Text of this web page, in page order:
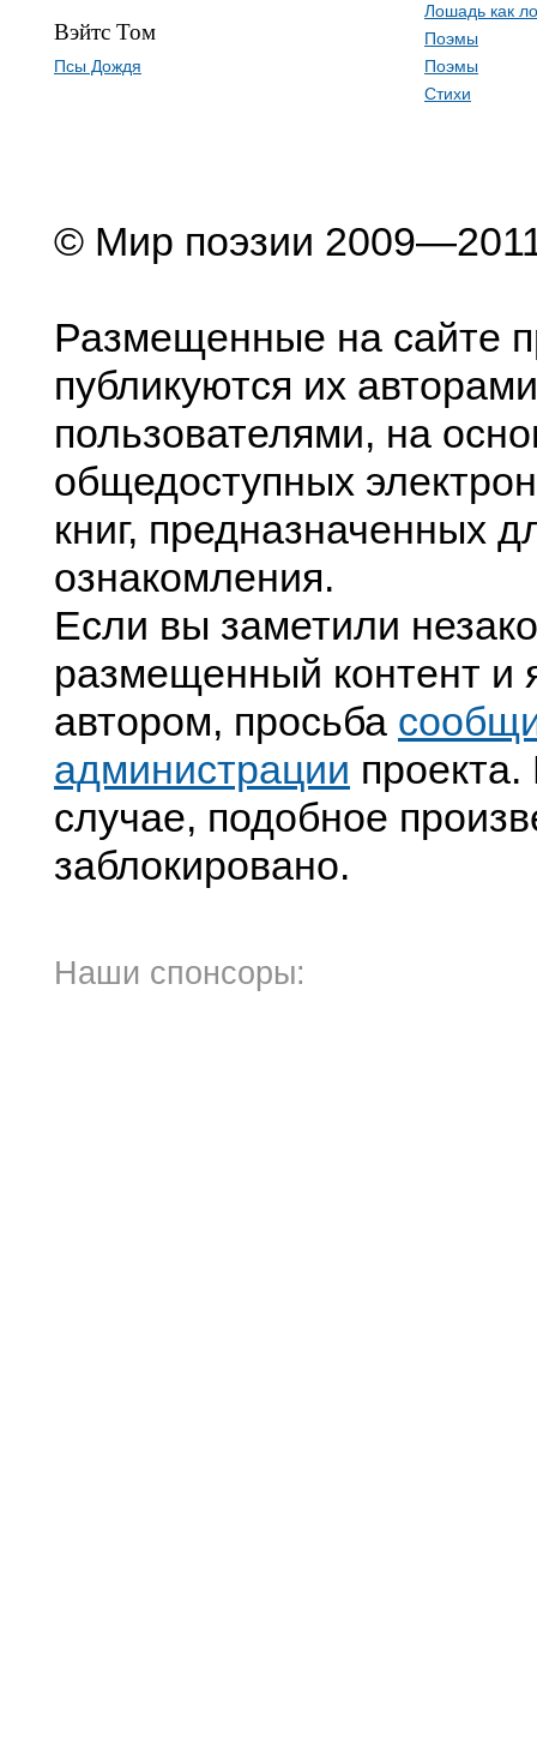
Вэйтс Том
Псы Дождя
Лошадь как
Поэмы
Поэмы
Стихи
© Мир поэзии
Размещенные на сайте
публикуются их
пользователями, на
общедоступных
книг, предназначенных
ознакомления.
Если вы заметили
размещенный контент и
автором, просьба
администрации
случае, подобное
заблокировано.
Наши спонсоры: